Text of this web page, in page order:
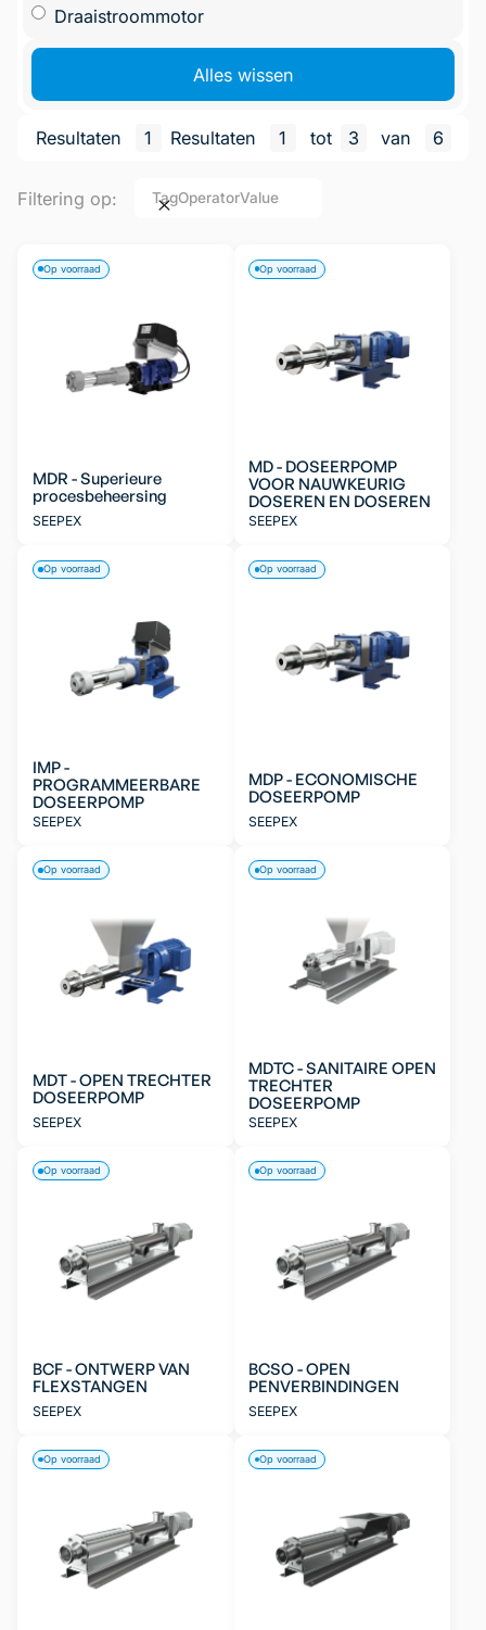
Draaistroommotor
Alles wissen
Resultaten 1 Resultaten 1 tot 3 van 6
Filtering op: TagOperatorValue
MDR - Superieure
procesbeheersing
SEEPEX
Op voorraad
MD - DOSEERPOMP
VOOR NAUWKEURIG
DOSEREN EN DOSEREN
SEEPEX
Op voorraad
IMP -
PROGRAMMEERBARE
DOSEERPOMP
SEEPEX
Op voorraad
MDP - ECONOMISCHE
DOSEERPOMP
SEEPEX
Op voorraad
MDT - OPEN TRECHTER
DOSEERPOMP
SEEPEX
Op voorraad
MDTC - SANITAIRE OPEN
TRECHTER
DOSEERPOMP
SEEPEX
Op voorraad
BCF - ONTWERP VAN
FLEXSTANGEN
SEEPEX
Op voorraad
BCSO - OPEN
PENVERBINDINGEN
SEEPEX
Op voorraad
Op voorraad Op voorraad